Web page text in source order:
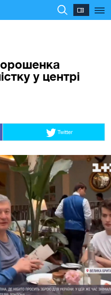
у центрі
Twitter